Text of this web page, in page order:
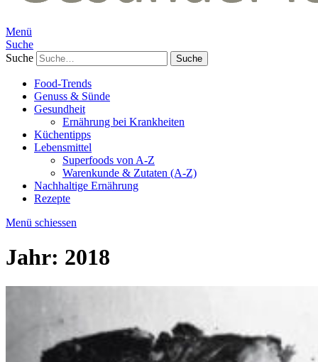
Menü
Suche
Suche
Food-Trends
Genuss & Sünde
Gesundheit
Ernährung bei Krankheiten
Küchentipps
Lebensmittel
Superfoods von A-Z
Warenkunde & Zutaten (A-Z)
Nachhaltige Ernährung
Rezepte
Menü schiessen
Jahr: 2018